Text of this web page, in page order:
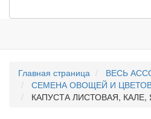
Главная страница
ВЕСЬ
СЕМЕНА ОВОЩЕЙ И
КАПУСТА ЛИСТОВАЯ,